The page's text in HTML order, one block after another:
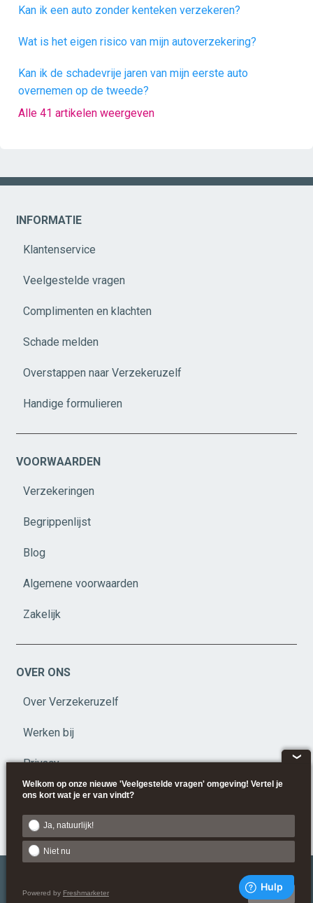
Kan ik een auto zonder kenteken verzekeren?
Wat is het eigen risico van mijn autoverzekering?
Kan ik de schadevrije jaren van mijn eerste auto
overnemen op de tweede?
Alle 41 artikelen weergeven
INFORMATIE
Klantenservice
Veelgestelde vragen
Complimenten en klachten
Schade melden
Overstappen naar Verzekeruzelf
Handige formulieren
VOORWAARDEN
Verzekeringen
Begrippenlijst
Blog
Algemene voorwaarden
Zakelijk
OVER ONS
Over Verzekeruzelf
Werken bij
Privacy
Disclaimer
Beleid
❮
Welkom op onze nieuwe 'Veelgestelde vragen' omgeving! Vertel je
ons kort wat je er van vindt?
Ja, natuurlijk!
Niet nu
Powered by Freshmarketer Next